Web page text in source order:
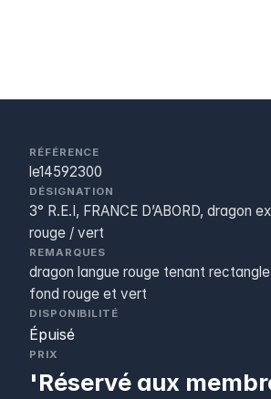
RÉFÉRENCE
le14592300
DÉSIGNATION
3° R.E.I, FRANCE D’ABORD, dragon
rouge / vert
REMARQUES
dragon langue rouge tenant
fond rouge et vert
DISPONIBILITÉ
Épuisé
PRIX
'Réservé aux